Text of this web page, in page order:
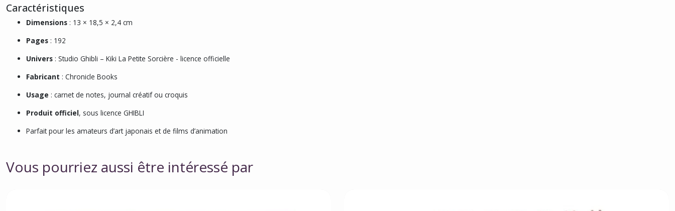
Caractéristiques
Dimensions : 13 × 18,5 × 2,4 cm
Pages : 192
Univers : Studio Ghibli – Kiki La Petite Sorcière - licence officielle
Fabricant : Chronicle Books
Usage : carnet de notes, journal créatif ou croquis
Produit officiel, sous licence GHIBLI
Parfait pour les amateurs d’art japonais et de films d’animation
Vous pourriez aussi être intéressé par